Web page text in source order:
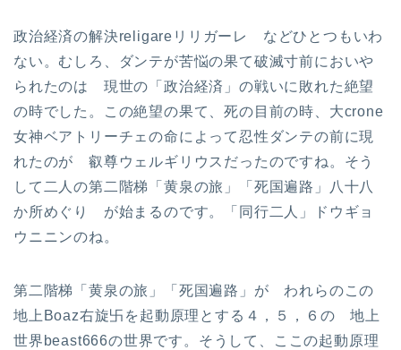
政治経済の解決religareリリガーレ などひとつもいわ
ない。むしろ、ダンテが苦悩の果て破滅寸前においや
られたのは 現世の「政治経済」の戦いに敗れた絶望
の時でした。この絶望の果て、死の目前の時、大crone
女神ベアトリーチェの命によって忍性ダンテの前に現
れたのが 叡尊ウェルギリウスだったのですね。そう
して二人の第二階梯「黄泉の旅」「死国遍路」八十八
か所めぐり が始まるのです。「同行二人」ドウギョ
ウニニンのね。
第二階梯「黄泉の旅」「死国遍路」が われらのこの
地上Boaz右旋卐を起動原理とする４，５，６の 地上
世界beast666の世界です。そうして、ここの起動原理